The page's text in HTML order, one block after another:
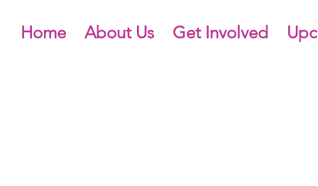
Home About Us Get Involved